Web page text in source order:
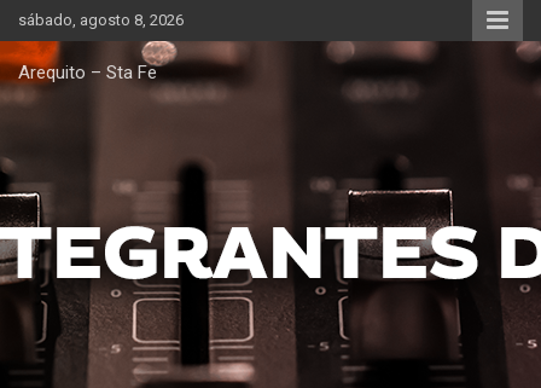
Saltar
al
contenido
sábado, agosto 8, 2026
Arequito – Sta Fe